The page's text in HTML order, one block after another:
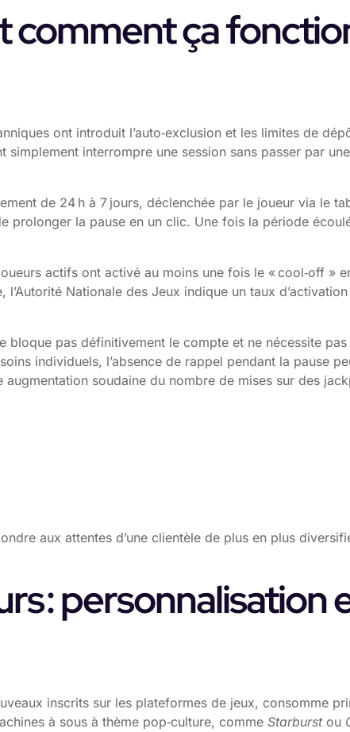
comment ça
ont introduit l’auto‑exclusion et les limites de
interrompre une session sans passer par
de 24 h à 7 jours, déclenchée par le joueur via le
la pause en un clic. Une fois la période
actifs ont activé au moins une fois le « cool‑off »
Nationale des Jeux indique un taux
pas définitivement le compte et ne nécessite
individuels, l’absence de rappel pendant la pause
soudaine du nombre de mises sur des
aux attentes d’une clientèle de plus en plus
: personnalisation
inscrits sur les plateformes de jeux, consomme
à sous à thème pop‑culture, comme Starburstou